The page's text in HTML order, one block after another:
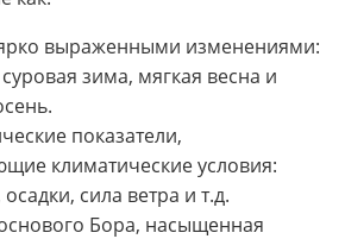
выраженными изменениями:
зима, мягкая весна и
показатели,
климатические условия:
сила ветра и т.д.
Бора, насыщенная